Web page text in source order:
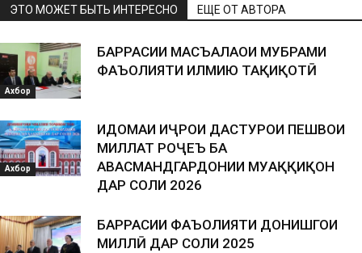
ЭТО МОЖЕТ БЫТЬ ИНТЕРЕСНО ЕЩЕ ОТ АВТОРА
Ахбор
БАРРАСИИ МАСЪАЛАҲОИ МУБРАМИ
ФАЪОЛИЯТИ ИЛМИЮ ТАҲҚИҚОТӢ
Ахбор
ИДОМАИ ИҶРОИ ДАСТУРҲОИ ПЕШВОИ
МИЛЛАТ РОҶЕЪ БА
ҲАВАСМАНДГАРДОНИИ МУҲАҚҚИҚОН
ДАР СОЛИ 2026
БАРРАСИИ ФАЪОЛИЯТИ ДОНИШГОҲИ
МИЛЛӢ ДАР СОЛИ 2025